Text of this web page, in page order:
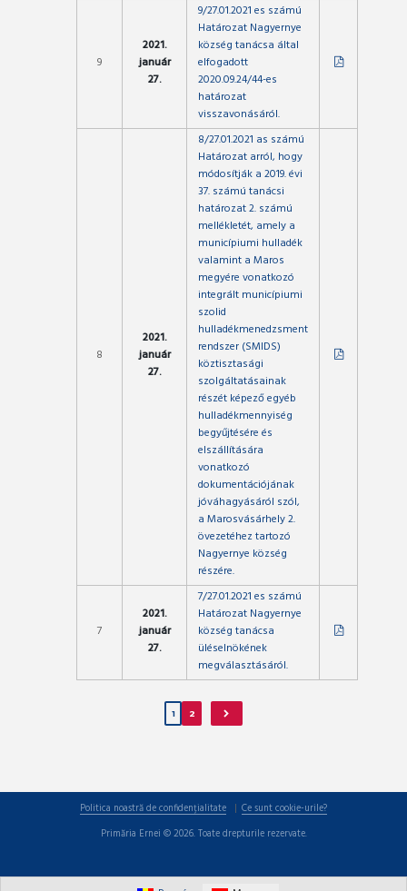
9
2021.
január
27.
9/27.01.2021 es számú
Határozat Nagyernye
község tanácsa által
elfogadott
2020.09.24/44-es
határozat
visszavonásáról.
8
2021.
január
27.
8/27.01.2021 as számú
Határozat arról, hogy
módosítják a 2019. évi
37. számú tanácsi
határozat 2. számú
mellékletét, amely a
municípiumi hulladék
valamint a Maros
megyére vonatkozó
integrált municípiumi
szolid
hulladékmenedzsment
rendszer (SMIDS)
köztisztasági
szolgáltatásainak
részét képező egyéb
hulladékmennyiség
begyűjtésére és
elszállítására
vonatkozó
dokumentációjának
jóváhagyásáról szól,
a Marosvásárhely 2.
övezetéhez tartozó
Nagyernye község
részére.
7
2021.
január
27.
7/27.01.2021 es számú
Határozat Nagyernye
község tanácsa
üléselnökének
megválasztásáról.
1 2
Politica noastră de confidențialitate
Ce sunt cookie-urile?
Primăria Ernei © 2026. Toate drepturile rezervate.